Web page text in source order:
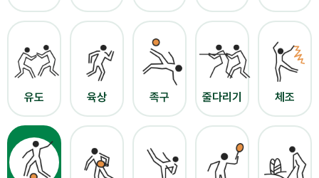
유도 육상 족구 줄다리기 체조